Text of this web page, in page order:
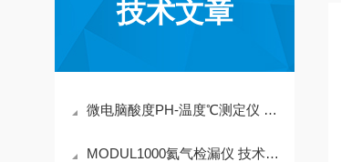
技术文章
微电脑酸度PH-温度℃测定仪 HI2212
MODUL1000氦气检漏仪 技术参数